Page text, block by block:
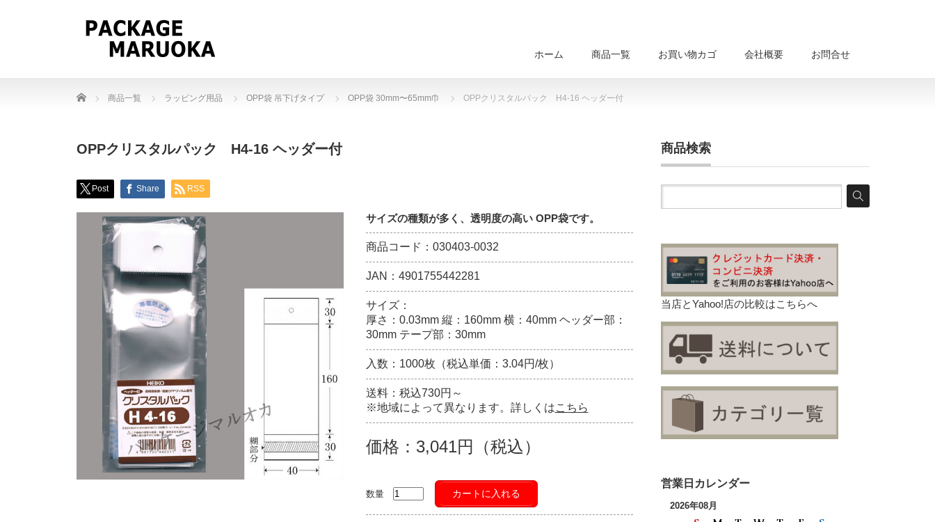
ホーム 商品一覧 お買い物カゴ 会社概要 お問合せ
Home 商品一覧 ラッピング用品 OPP袋 吊下げタイプ OPP袋 30mm〜65mm巾 OPPクリスタルパック H4-16 ヘッダー付
OPPクリスタルパック H4-16 ヘッダー付
Post Share RSS
サイズの種類が多く、透明度の高い OPP袋です。
商品コード：030403-0032
JAN：4901755442281
サイズ：
厚さ：0.03mm 縦：160mm 横：40mm ヘッダー部：
30mm テープ部：30mm
入数：1000枚（税込単価：3.04円/枚）
送料：税込730円～
※地域によって異なります。詳しくはこちら
価格：3,041円（税込）
数量 カートに入れる
商品検索
当店とYahoo!店の比較はこちらへ
営業日カレンダー
2026年08月